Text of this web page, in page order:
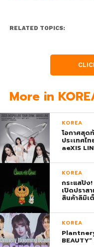
RELATED TOPICS:
More in
KOREA
โอกาศสุด
ประเทศไ
aeXIS
KOREA
กระแสปัง!
เปิดปราส
สินค้าลิมิเ
KOREA